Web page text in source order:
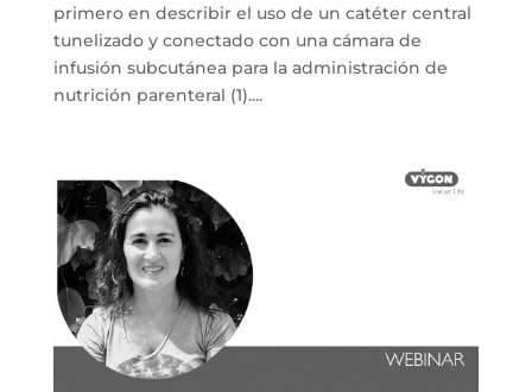
primero en describir el uso de un catéter central
tunelizado y conectado con una cámara de
infusión subcutánea para la administración de
nutrición parenteral (1)....